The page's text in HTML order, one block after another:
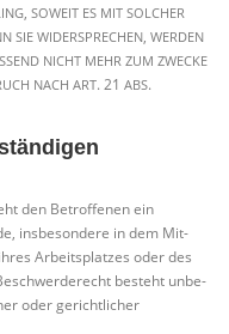
, SOWEIT ES MIT SOLCHER
SIE WIDERSPRECHEN, WERDEN
NICHT MEHR ZUM ZWECKE
NACH ART. 21 ABS.
den Betrof­fe­nen ein
ins­be­son­de­re in dem Mit­
Arbeits­plat­zes oder des
besteht unbe­
oder gericht­li­cher